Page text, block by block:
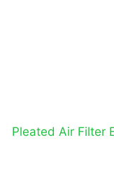
Pleated Air Filter